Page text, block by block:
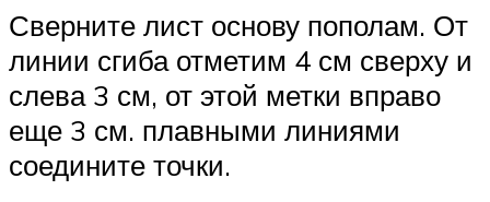
Сверните лист основу пополам. От
линии сгиба отметим 4 см сверху и
слева 3 см, от этой метки вправо
еще 3 см. плавными линиями
соедините точки.